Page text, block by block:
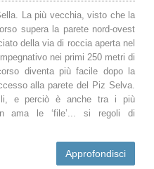
La più vecchia, visto che la
supera la parete nord-ovest
della via di roccia aperta nel
nei primi 250 metri di
diventa più facile dopo la
alla parete del Piz Selva.
e perciò è anche tra i più
ama le ‘file’... si regoli di
Approfondisci